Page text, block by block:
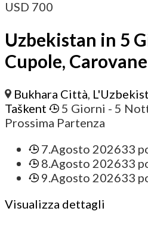
USD 700
Uzbekistan in 5
Cupole,
Bukhara Città,
Taškent
5 Giorni - 5
Prossima Partenza
7.Agosto 202633
8.Agosto 202633
9.Agosto 202633
Visualizza dettagli